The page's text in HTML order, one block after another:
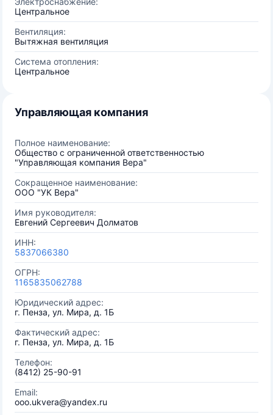
Центральное
Вентиляция:
Вытяжная вентиляция
Система отопления:
Центральное
Управляющая компания
Полное наименование:
Общество с ограниченной ответственностью
"Управляющая компания Вера"
Сокращенное наименование:
ООО "УК Вера"
Имя руководителя:
Евгений Сергеевич Долматов
ИНН:
5837066380
ОГРН:
1165835062788
Юридический адрес:
г. Пенза, ул. Мира, д. 1Б
Фактический адрес:
г. Пенза, ул. Мира, д. 1Б
Телефон:
(8412) 25-90-91
Email:
ooo.ukvera@yandex.ru